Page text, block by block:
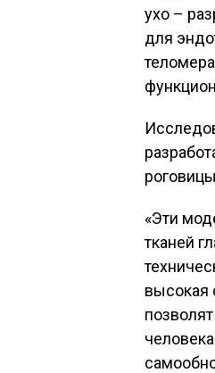
ухо –
для
«Эти
тканей
высокая